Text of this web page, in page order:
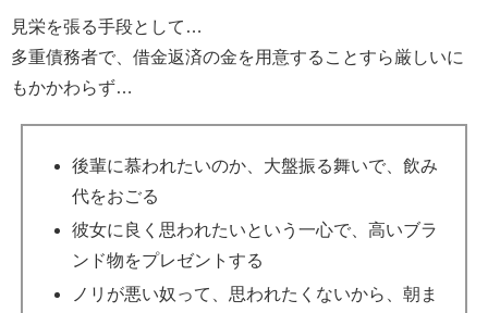
見栄を張る手段として…
多重債務者で、借金返済の金を用意することすら厳しいに
もかかわらず…
後輩に慕われたいのか、大盤振る舞いで、飲み
代をおごる
彼女に良く思われたいという一心で、高いブラ
ンド物をプレゼントする
ノリが悪い奴って、思われたくないから、朝ま